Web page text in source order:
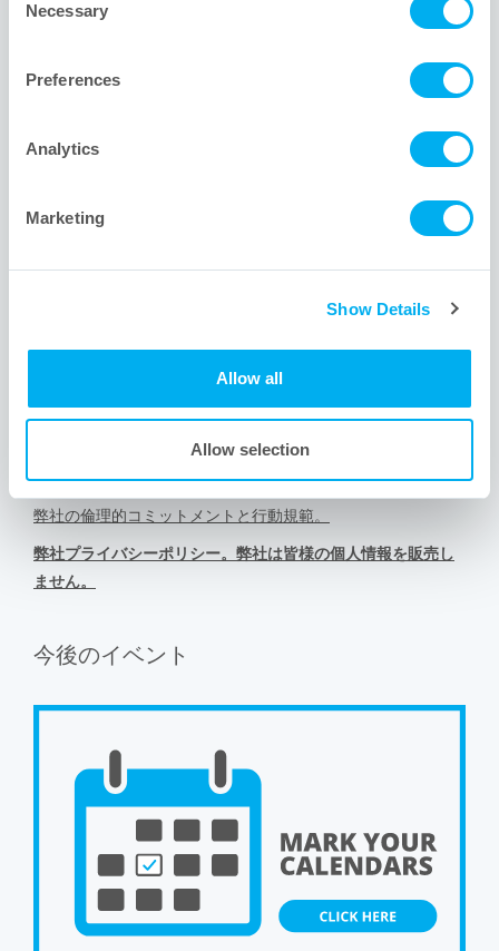
Selection
Necessary
Preferences
Analytics
Marketing
Show Details
Allow all
Allow selection
1001 Flynn Road
+1 805.388.9911
Meissnerをご存じありませんか？弊社についてご覧下さい。
弊社がサービス提供をしている他の業界にご興味があります
ご質問ですか？弊社エンジニアがご回答致します。
ベアリングを入手してください。サイトマップにアクセスし
ます。
弊社の倫理的コミットメントと行動規範。
弊社プライバシーポリシー。弊社は皆様の個人情報を販売し
ません。
今後のイベント